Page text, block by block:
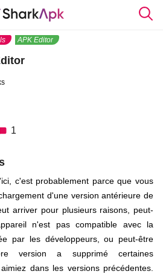
APK Editor
1
c'est probablement parce que vous
d'une version antérieure de
arriver pour plusieurs raisons, peut-
n'est pas compatible avec la
par les développeurs, ou peut-être
version a supprimé certaines
dans les versions précédentes.